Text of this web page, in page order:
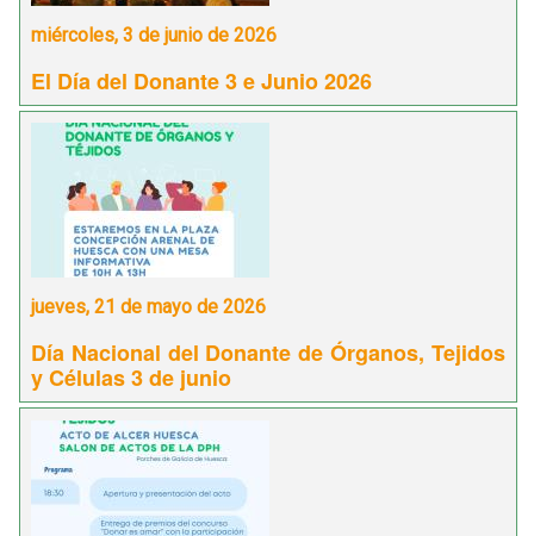
miércoles, 3 de junio de 2026
El Día del Donante 3 e Junio 2026
jueves, 21 de mayo de 2026
Día Nacional del Donante de Órganos, Tejidos
y Células 3 de junio